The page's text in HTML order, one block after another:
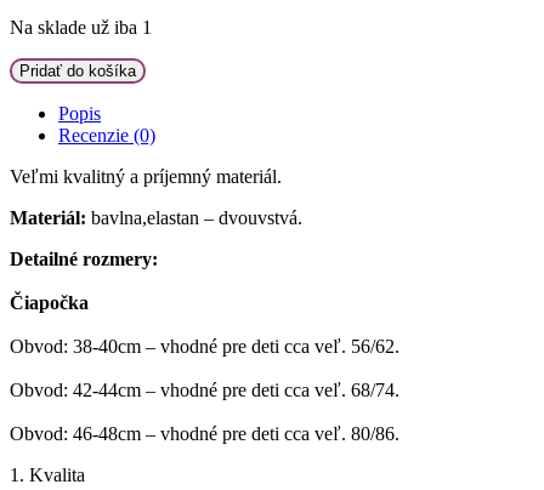
Na sklade už iba 1
množstvo
Z
bavlnená
LOVE
lila,
68/74
Pridať do košíka
Popis
Recenzie (0)
Veľmi kvalitný a príjemný materiál.
Materiál: bavlna,elastan – dvouvstvá.
Detailné rozmery:
Čiapočka
Obvod: 38-40cm – vhodné pre deti cca veľ. 56/62.
Obvod: 42-44cm – vhodné pre deti cca veľ. 68/74.
Obvod: 46-48cm – vhodné pre deti cca veľ. 80/86.
1. Kvalita